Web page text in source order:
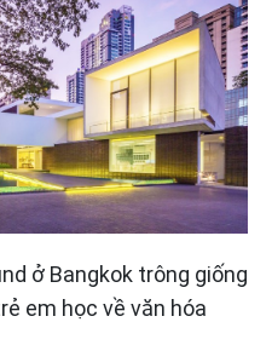
ở Bangkok trông giống
em học về văn hóa